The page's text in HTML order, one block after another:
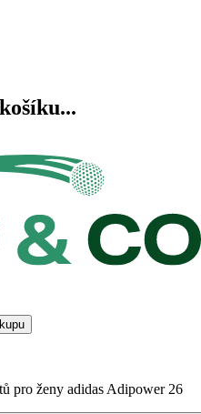
pro ženy adidas Adipower 26